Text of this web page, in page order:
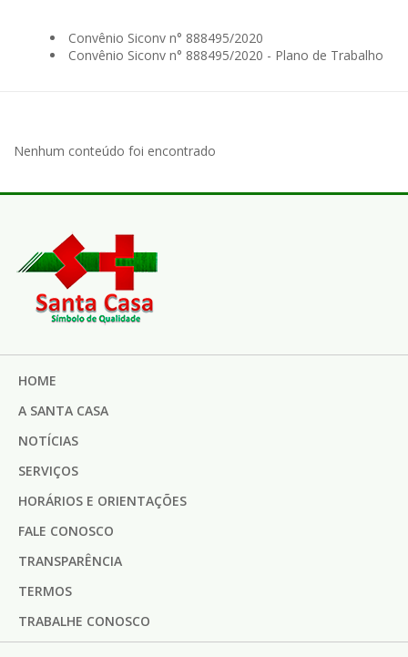
Convênio Siconv n° 888495/2020
Convênio Siconv n° 888495/2020 - Plano de Trabalho
Nenhum conteúdo foi encontrado
HOME
A SANTA CASA
NOTÍCIAS
SERVIÇOS
HORÁRIOS E ORIENTAÇÕES
FALE CONOSCO
TRANSPARÊNCIA
TERMOS
TRABALHE CONOSCO